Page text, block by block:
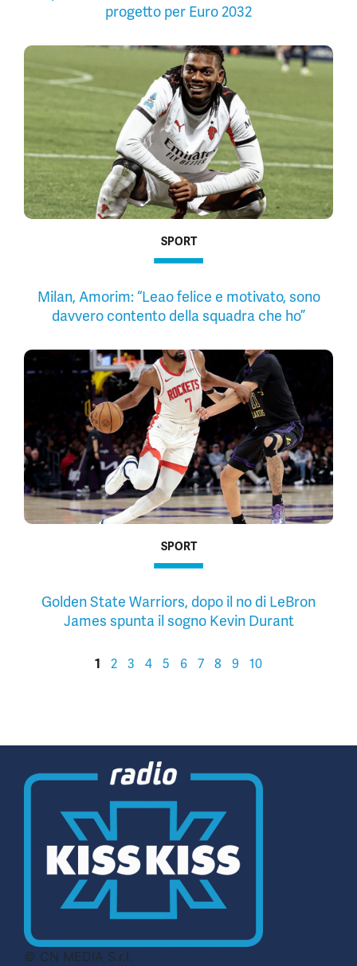
progetto per Euro 2032
SPORT
Milan, Amorim: “Leao felice e motivato, sono
davvero contento della squadra che ho”
SPORT
Golden State Warriors, dopo il no di LeBron
James spunta il sogno Kevin Durant
1 2 3 4 5 6 7 8 9 10
© CN MEDIA S.r.l.